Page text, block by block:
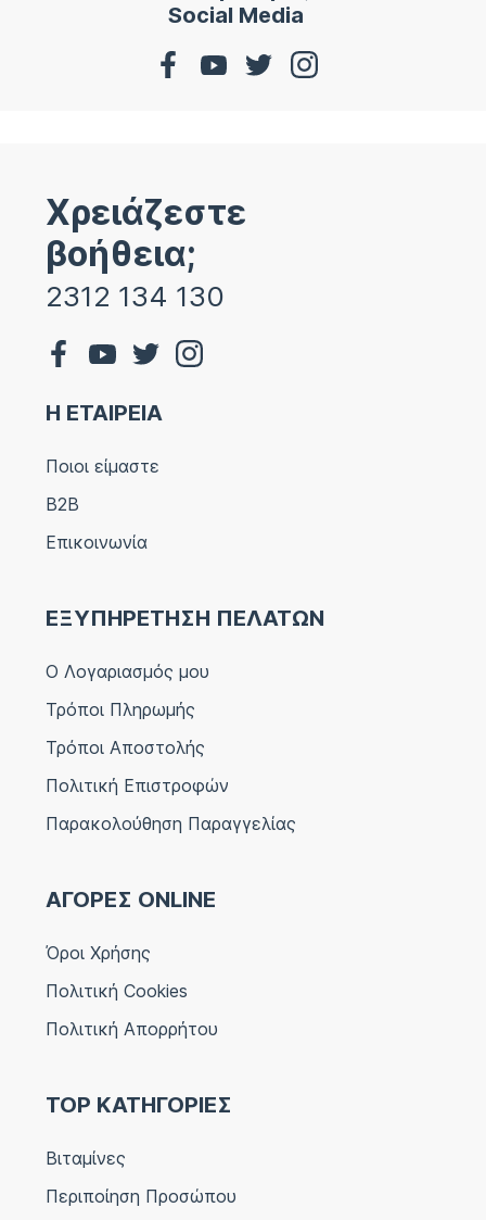
Social Media
Χρειάζεστε
βοήθεια;
2312 134 130
Η ΕΤΑΙΡΕΙΑ
Ποιοι είμαστε
B2B
Επικοινωνία
ΕΞΥΠΗΡΕΤΗΣΗ ΠΕΛΑΤΩΝ
Ο Λογαριασμός μου
Τρόποι Πληρωμής
Τρόποι Αποστολής
Πολιτική Επιστροφών
Παρακολούθηση Παραγγελίας
ΑΓΟΡΕΣ ONLINE
Όροι Χρήσης
Πολιτική Cookies
Πολιτική Απορρήτου
TOP ΚΑΤΗΓΟΡΙΕΣ
Βιταμίνες
Περιποίηση Προσώπου